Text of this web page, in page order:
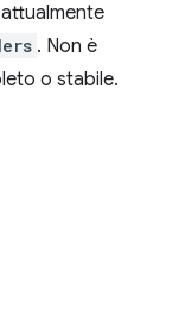
. Non è
o stabile.